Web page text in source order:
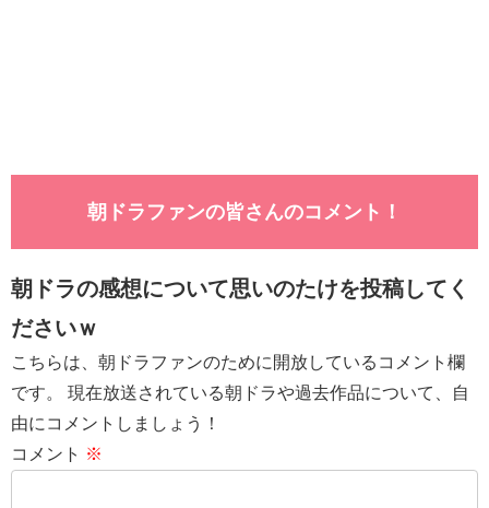
朝ドラファンの皆さんのコメント！
朝ドラの感想について思いのたけを投稿してく
ださいｗ
こちらは、朝ドラファンのために開放しているコメント欄
です。 現在放送されている朝ドラや過去作品について、自
由にコメントしましょう！
コメント ※